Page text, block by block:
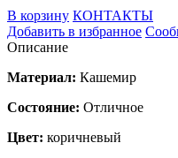
В корзину КОНТАКТЫ
Добавить в избранное
Описание
Материал: Кашемир
Состояние: Отличное
Цвет: коричневый